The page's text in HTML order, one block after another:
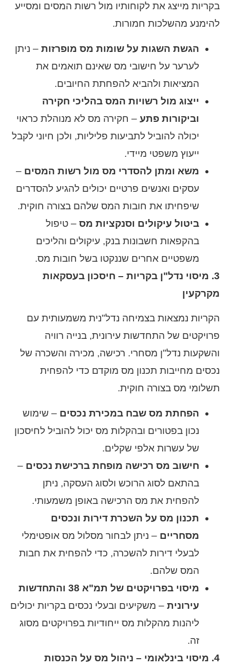
בקריות מייצג את לקוחותיו מול רשות המסים ומסייע
להימנע מהשלכות חמורות.
הגשת השגות על שומות מס מופרזות – ניתן
לערער על חישובי מס שאינם תואמים את
המציאות ולהביא להפחתת החיובים.
ייצוג מול רשויות המס בהליכי חקירה
וביקורות פתע – חקירה מס לא מנוהלת כראוי
יכולה להוביל לתביעות פליליות, ולכן חיוני לקבל
ייעוץ משפטי מיידי.
משא ומתן להסדרי מס מול רשות המסים –
עסקים ואנשים פרטיים יכולים להגיע להסדרים
שיפחיתו את חובות המס שלהם בצורה חוקית.
ביטול עיקולים וסנקציות מס – טיפול
בהקפאות חשבונות בנק, עיקולים והליכים
משפטיים אחרים שננקטו בשל חובות מס.
3. מיסוי נדל"ן בקריות – חיסכון בעסקאות
מקרקעין
הקריות נמצאות בצמיחה נדל"נית משמעותית עם
פרויקטים של התחדשות עירונית, בנייה רוויה
והשקעות נדל"ן מסחרי. רכישה, מכירה והשכרה של
נכסים מחייבות תכנון מס מוקדם כדי להפחית
תשלומי מס בצורה חוקית.
הפחתת מס שבח במכירת נכסים – שימוש
נכון בפטורים ובהקלות מס יכול להוביל לחיסכון
של עשרות אלפי שקלים.
חישוב מס רכישה מופחת ברכישת נכסים –
בהתאם לסוג הרוכש ולסוג העסקה, ניתן
להפחית את מס הרכישה באופן משמעותי.
תכנון מס על השכרת דירות ונכסים
מסחריים – ניתן לבחור מסלול מס אופטימלי
לבעלי דירות להשכרה, כדי להפחית את חבות
המס שלהם.
מיסוי בפרויקטים של תמ"א 38 והתחדשות
עירונית – משקיעים ובעלי נכסים בקריות יכולים
ליהנות מהקלות מס ייחודיות בפרויקטים מסוג
זה.
4. מיסוי בינלאומי – ניהול מס על הכנסות